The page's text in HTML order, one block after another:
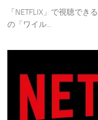
「NETFLIX」で視聴で
の「ワイル...